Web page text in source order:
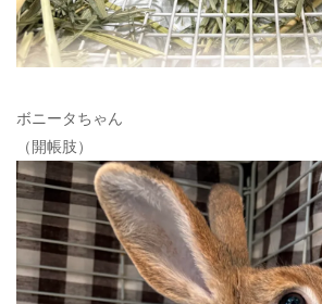
ボニータちゃん
（開帳肢）